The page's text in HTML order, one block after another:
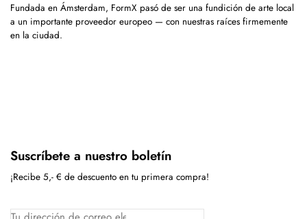
Fundada en Ámsterdam, FormX pasó de ser una fundición de arte local
a un importante proveedor europeo — con nuestras raíces firmemente
en la ciudad.
Suscríbete a nuestro boletín
¡Recibe 5,- € de descuento en tu primera compra!